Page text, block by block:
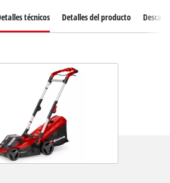
técnicos Detalles del producto